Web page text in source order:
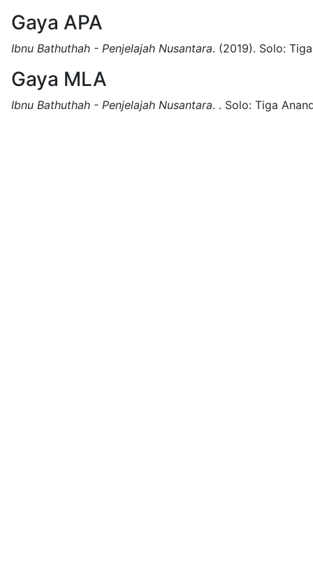
Gaya APA
Ibnu Bathuthah - Penjelajah Nusantara. (2019). Solo:
Gaya MLA
Ibnu Bathuthah - Penjelajah Nusantara. . Solo: Tiga